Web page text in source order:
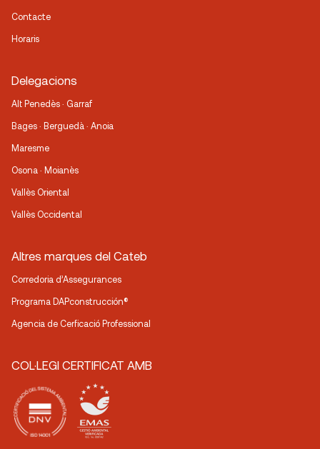
Contacte
Horaris
Delegacions
Alt Penedès · Garraf
Bages · Berguedà · Anoia
Maresme
Osona · Moianès
Vallès Oriental
Vallès Occidental
Altres marques del Cateb
Corredoria d’Assegurances
Programa DAPconstrucción®
Agencia de Cerficació Professional
COL·LEGI CERTIFICAT AMB